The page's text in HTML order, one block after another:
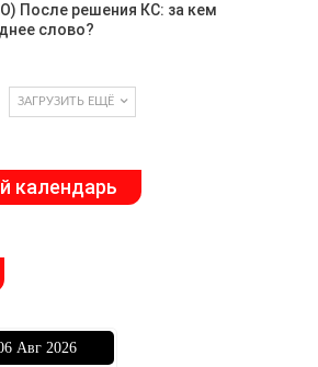
После решения КС: за кем
слово?
ЗАГРУЗИТЬ ЕЩЁ
календарь
Авг 2026